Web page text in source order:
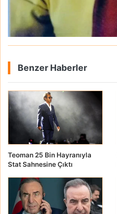
Benzer Haberler
Teoman 25 Bin Hayranıyla
Stat Sahnesine Çıktı